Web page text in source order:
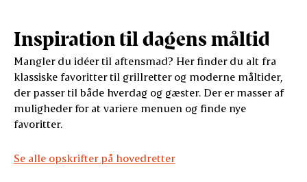
Inspiration til dagens måltid
Mangler du idéer til aftensmad? Her finder du alt fra
klassiske favoritter til grillretter og moderne måltider,
der passer til både hverdag og gæster. Der er masser af
muligheder for at variere menuen og finde nye
favoritter.
Se alle opskrifter på hovedretter